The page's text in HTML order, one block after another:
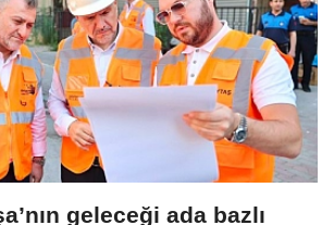
geleceği ada bazlı